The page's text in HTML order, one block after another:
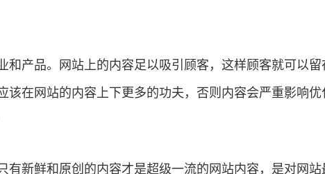
和产品。网站上的内容足以吸引顾客，这样顾客就可以留
在网站的内容上下更多的功夫，否则内容会严重影响优
新鲜和原创的内容才是超级一流的网站内容，是对网站